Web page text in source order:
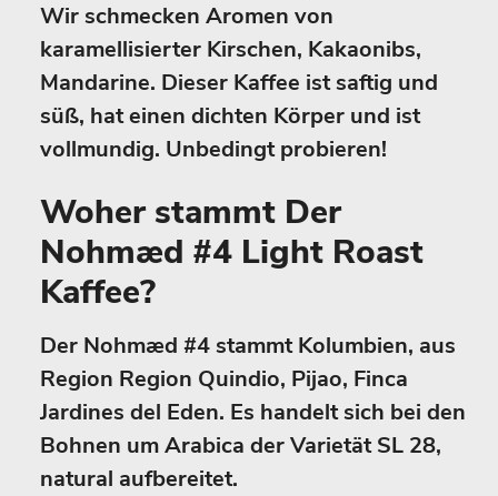
Wir schmecken Aromen von
karamellisierter Kirschen, Kakaonibs,
Mandarine. Dieser Kaffee ist saftig und
süß, hat einen dichten Körper und ist
vollmundig. Unbedingt probieren!
Woher stammt Der
Nohmæd #4 Light Roast
Kaffee?
Der Nohmæd #4 stammt Kolumbien, aus
Region Region Quindio, Pijao, Finca
Jardines del Eden. Es handelt sich bei den
Bohnen um Arabica der Varietät SL 28,
natural aufbereitet.